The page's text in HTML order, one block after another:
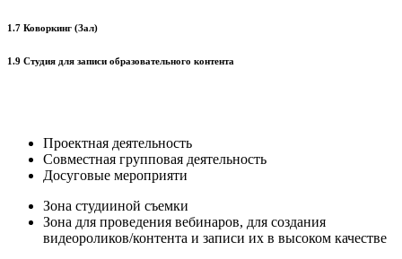
1.7 Коворкинг (Зал)
1.9 Студия для записи образовательного контента
Проектная деятельность
Совместная групповая деятельность
Досуговые мероприяти
Зона студииной съемки
Зона для проведения вебинаров, для создания
видеороликов/контента и записи их в высоком качестве